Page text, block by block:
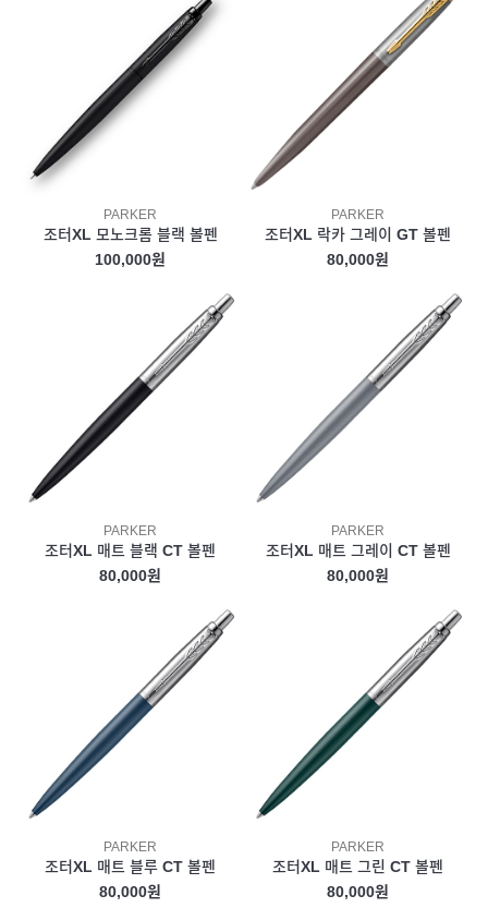
PARKER
조터XL 모노크롬 블랙 볼펜
100,000원
PARKER
조터XL 락카 그레이 GT 볼펜
80,000원
PARKER
조터XL 매트 블랙 CT 볼펜
80,000원
PARKER
조터XL 매트 그레이 CT 볼펜
80,000원
PARKER
조터XL 매트 블루 CT 볼펜
80,000원
PARKER
조터XL 매트 그린 CT 볼펜
80,000원